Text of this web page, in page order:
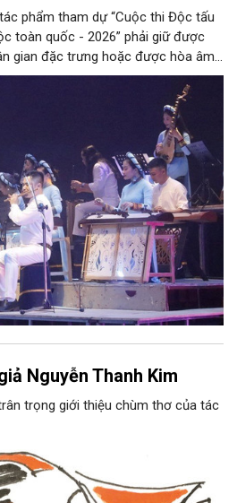
phẩm tham dự “Cuộc thi Độc tấu
toàn quốc - 2026” phải giữ được
gian đặc trưng hoặc được hòa âm,
điệu âm nhạc truyền thống Việt
trình diễn trực tiếp bằng nhạc cụ dân
Nguyễn Thanh Kim
trọng giới thiệu chùm thơ của tác